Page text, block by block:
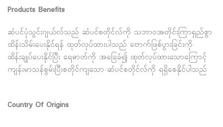
Products Benefits
ဆံပင်ပုံသွင်းဂျယ်လ်သည် ဆံပင်စတိုင်လ်ကို သဘာ၀အတိုင်းကြာရှည်စွာ
ထိန်းသိမ်းပေးနိုင်ရန် ထုတ်လုပ်ထားပါသည် ဗောက်ဖြစ်ပွားခြင်းကို
ထိန်းချုပ်ပေးနိုင်ပြီး ရေဓာတ်ကို အခြေခံ၍ ထုတ်လုပ်ထားသောကြောင့်
ကျန်းမာသန်စွမ်းပြီးစတိုင်ကျသော ဆံပင်စတိုင်လ်ကို ရရှိစေနိုင်ပါသည်
Country Of Origins